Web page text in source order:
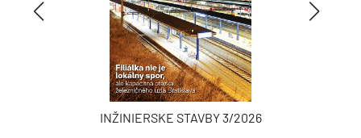
INŽINIERSKE STAVBY 3/2026